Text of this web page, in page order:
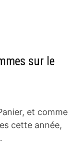
sur le
et comme
cette année,